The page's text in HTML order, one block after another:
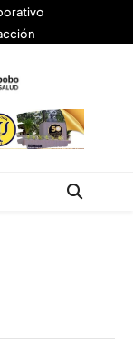
Núcleo Aragua